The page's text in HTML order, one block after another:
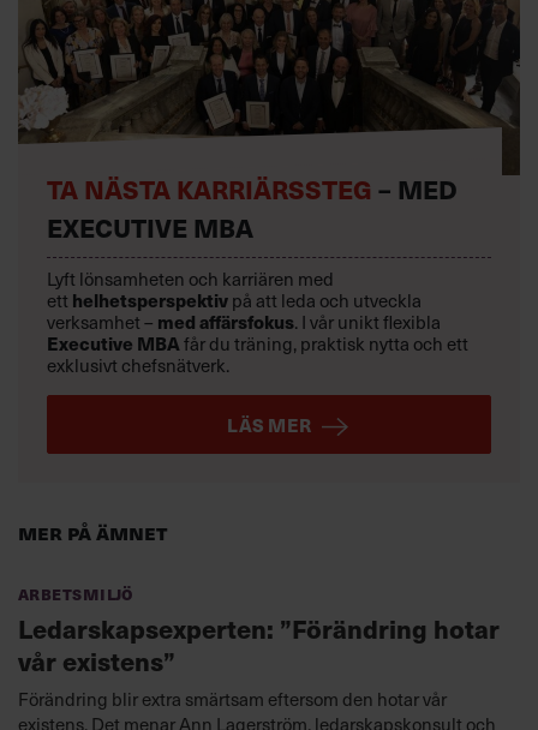
Mer på ämnet
Arbetsmiljö
Ledarskapsexperten: ”Förändring hotar
vår existens”
Förändring blir extra smärtsam eftersom den hotar vår
existens. Det menar Ann Lagerström, ledarskapskonsult och
TA NÄSTA KARRIÄRSSTEG – MED
EXECUTIVE MBA
Lyft lönsamheten och karriären med
ett helhetsperspektiv på att leda och utveckla
verksamhet – med affärsfokus. I vår unikt flexibla
Executive MBAfår du träning, praktisk nytta och ett
exklusivt chefsnätverk.
LÄS MER